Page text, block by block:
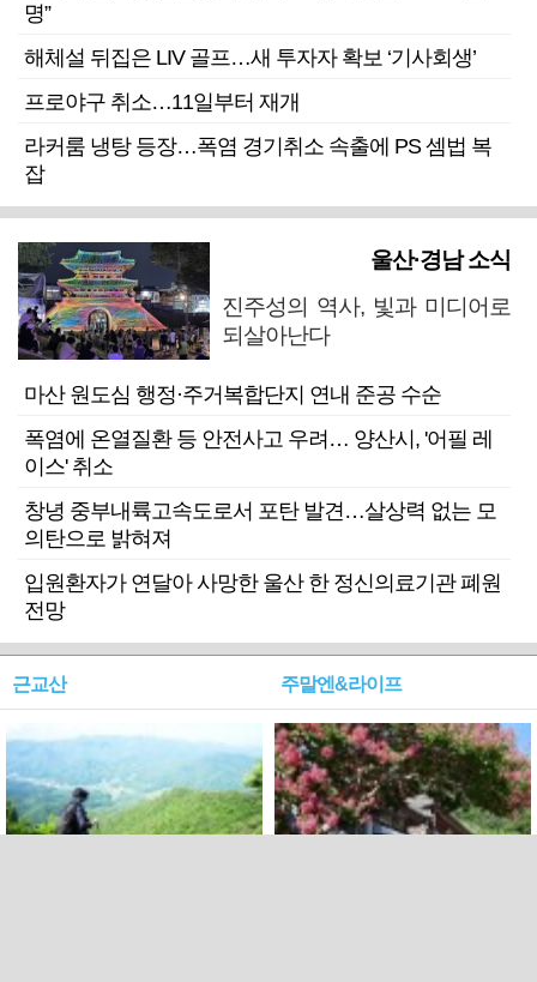
명”
해체설 뒤집은 LIV 골프…새 투자자 확보 ‘기사회생’
프로야구 취소…11일부터 재개
라커룸 냉탕 등장…폭염 경기취소 속출에 PS 셈법 복
잡
울산·경남 소식
진주성의 역사, 빛과 미디어로
되살아난다
마산 원도심 행정·주거복합단지 연내 준공 수순
폭염에 온열질환 등 안전사고 우려… 양산시, '어필 레
이스' 취소
창녕 중부내륙고속도로서 포탄 발견…살상력 없는 모
의탄으로 밝혀져
입원환자가 연달아 사망한 울산 한 정신의료기관 폐원
전망
근교산 주말엔&라이프